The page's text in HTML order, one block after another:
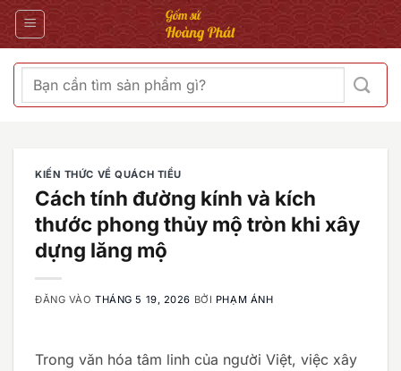
Bỏ
qua
Tìm
kiếm:
KIẾN THỨC VỀ QUÁCH TIỂU
Cách tính đường kính và kích
thước phong thủy mộ tròn khi xây
dựng lăng mộ
ĐĂNG VÀOTHÁNG 5 19, 2026 BỞI PHẠM ÁNH
Trong văn hóa tâm linh của người Việt, việc xây